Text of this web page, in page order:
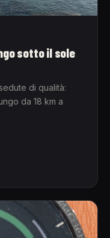
sotto il sole
di qualità:
da 18 km a